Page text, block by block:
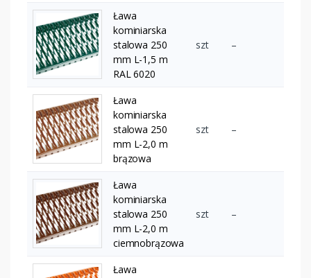
Ława
kominiarska
stalowa 250
mm L-1,5 m
RAL 6020
szt –
Ława
kominiarska
stalowa 250
mm L-2,0 m
brązowa
szt –
Ława
kominiarska
stalowa 250
mm L-2,0 m
ciemnobrązowa
szt –
Ława